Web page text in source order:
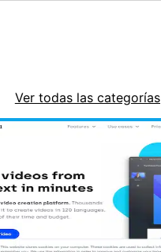
Ver todas las categorías